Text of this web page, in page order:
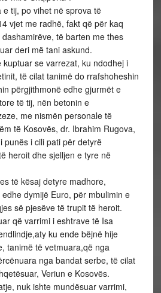
tij, po vihet në sprova të
vjet me radhë, fakt që për kaq
të barten me thes
deri më tani askund.
kuptuar se varrezat, ku ndodhej i
të cilat tanimë do rrafshoheshin
përgjithmonë edhe gjurmët e
të tij, nën betonin e
me nismën personale të
të Kosovës, dr. Ibrahim Rugova,
punës i cili pati për detyrë
heroit dhe sjelljen e tyre në
të kësaj detyre madhore,
dymijë Euro, për mbulimin e
së pjesëve të trupit të heroit.
që varrimi i eshtrave të Isa
ku ende bëjnë hije
tanimë të vetmuara,që nga
nga bandat serbe, të cilat
Veriun e Kosovës.
nuk ishte mundësuar varrimi,